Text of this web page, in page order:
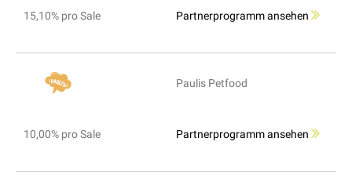
15,10% pro Sale Partnerprogramm ansehen
Paulis Petfood
10,00% pro Sale Partnerprogramm ansehen